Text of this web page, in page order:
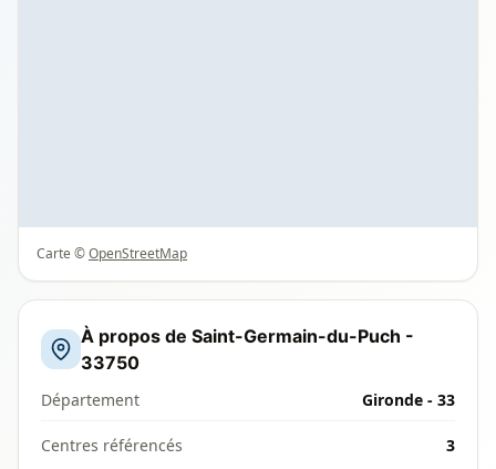
Carte ©OpenStreetMap
À propos de Saint-Germain-du-Puch -
33750
Département Gironde - 33
Centres référencés
3